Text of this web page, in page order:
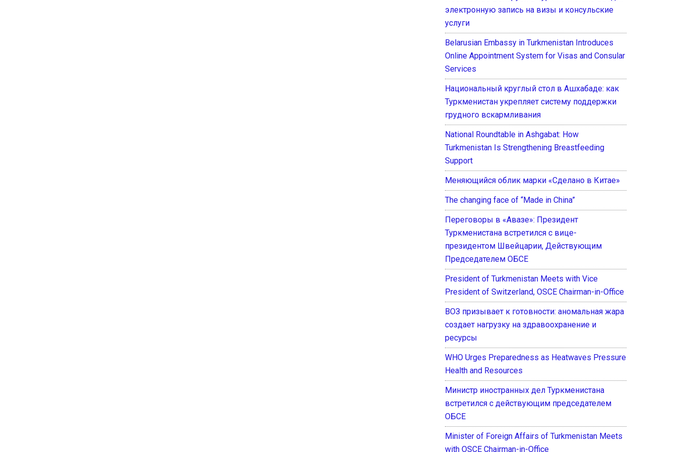
электронную запись на визы и консульские
услуги
Belarusian Embassy in Turkmenistan Introduces
Online Appointment System for Visas and Consular
Services
Национальный круглый стол в Ашхабаде: как
Туркменистан укрепляет систему поддержки
грудного вскармливания
National Roundtable in Ashgabat: How
Turkmenistan Is Strengthening Breastfeeding
Support
Меняющийся облик марки «Сделано в Китае»
The changing face of “Made in China”
Переговоры в «Авазе»: Президент
Туркменистана встретился с вице-
президентом Швейцарии, Действующим
Председателем ОБСЕ
President of Turkmenistan Meets with Vice
President of Switzerland, OSCE Chairman-in-Office
ВОЗ призывает к готовности: аномальная жара
создает нагрузку на здравоохранение и
ресурсы
WHO Urges Preparedness as Heatwaves Pressure
Health and Resources
Министр иностранных дел Туркменистана
встретился с действующим председателем
ОБСЕ
Minister of Foreign Affairs of Turkmenistan Meets
with OSCE Chairman-in-Office